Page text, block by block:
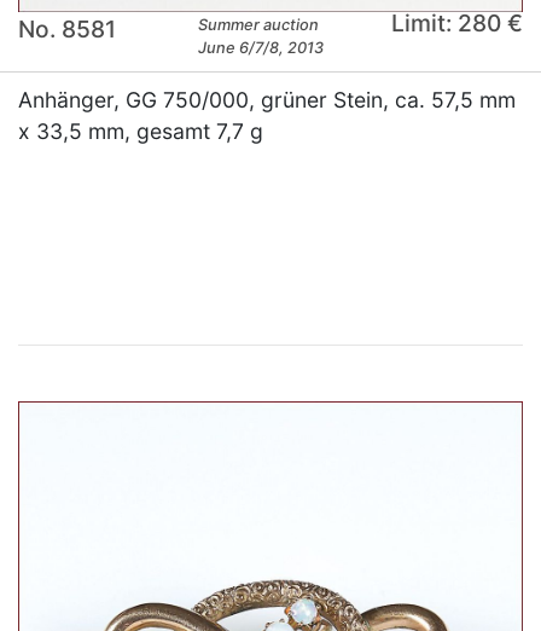
No. 8581
Summer auction
June 6/7/8, 2013
Limit: 280 €
Anhänger, GG 750/000, grüner Stein, ca. 57,5 mm
x 33,5 mm, gesamt 7,7 g